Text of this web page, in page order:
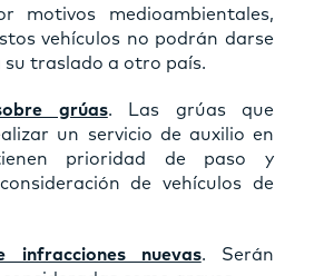
motivos medioambientales,
vehículos no podrán darse
su traslado a otro país.
grúas.
Las grúas que
un servicio de auxilio en
prioridad de paso y
de vehículos de
infracciones nuevas. Serán